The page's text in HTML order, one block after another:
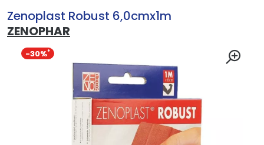
Zenoplast Robust 6,0cmx1m
ZENOPHAR
-30%*